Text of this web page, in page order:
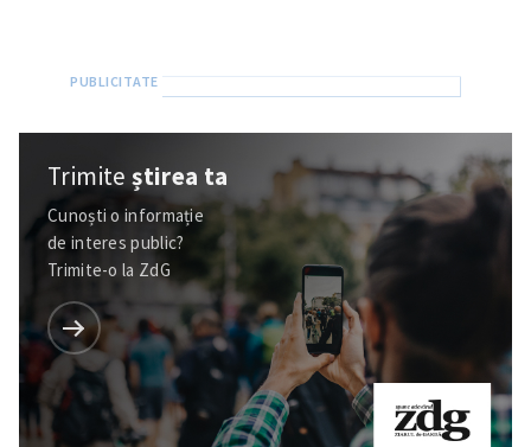
Trimite o informație
Despre ZdG
in English
на русском
Trimiteștirea ta
Cunoști o informație
de interes public?
Trimite-o la ZdG